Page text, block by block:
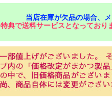
当店在庫が欠品の場合、
特典で送料サービスとなっており